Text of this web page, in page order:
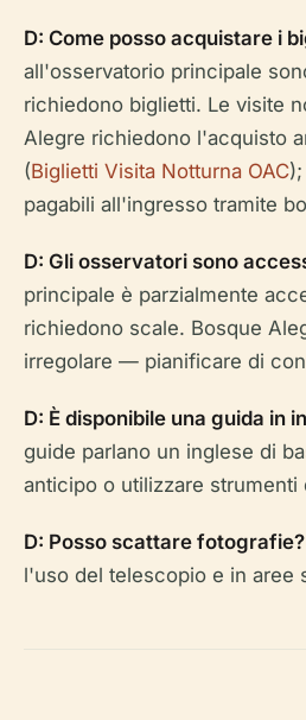
D: Come posso acquistare i
all'osservatorio principale
richiedono biglietti. Le visite
Alegre richiedono l'acquisto
(Biglietti Visita Notturna OAC
pagabili all'ingresso tramite
D: Gli osservatori sono
principale è parzialmente
richiedono scale. Bosque
irregolare — pianificare di
D: È disponibile una guida in
guide parlano un inglese di
anticipo o utilizzare strumenti
D: Posso scattare fotografie?
l'uso del telescopio e in aree